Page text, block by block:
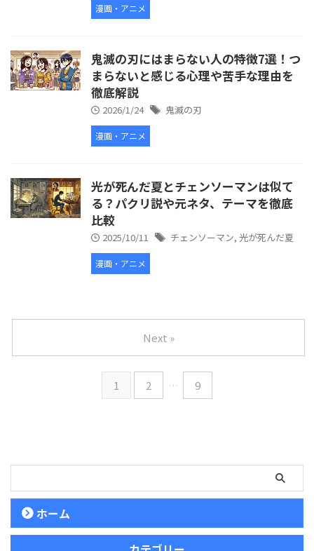
漫画・アニメ
鬼滅の刃にはまらない人の特徴7選！つ
まらないと感じる心理や苦手な理由を
徹底解説
2026/1/24 鬼滅の刃
漫画・アニメ
光が死んだ夏とチェンソーマンは似て
る？パクリ説や元ネタ、テーマを徹底
比較
2025/10/11 チェンソーマン, 光が死んだ夏
漫画・アニメ
1 2 … 9
Next »
ホーム